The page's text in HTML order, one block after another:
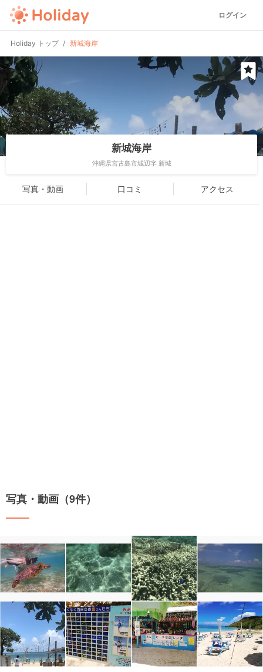
ログイン
Holiday トップ 新城海岸
新城海岸
沖縄県宮古島市城辺字 新城
写真・動画 口コミ アクセス
写真・動画（9件）